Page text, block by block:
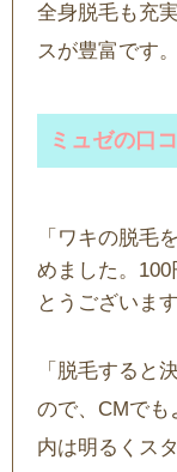
全身脱毛も充
スが豊富です。
ミュゼの口
「ワキの脱毛
めました。
とうございます
「脱毛すると
ので、CMでも
内は明るくス